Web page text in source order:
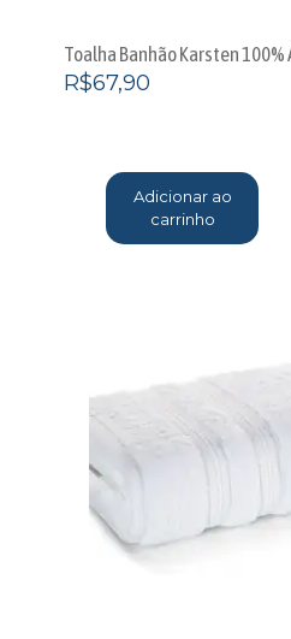
Toalha Banhão Karsten 100%
R$67,90
Adicionar ao
carrinho